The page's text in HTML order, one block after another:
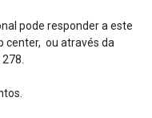
pode responder a este
center, ou através da